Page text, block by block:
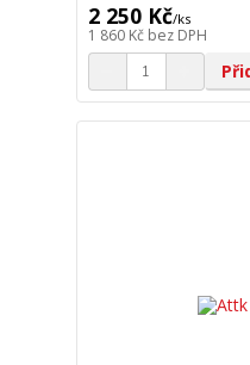
2 250 Kč/ks
1 860 Kč bez DPH